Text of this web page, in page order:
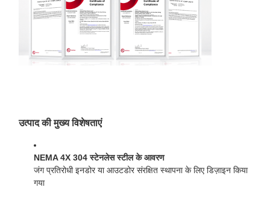
उत्पाद की मुख्य विशेषताएं
NEMA 4X 304 स्टेनलेस स्टील के आवरण
जंग प्रतिरोधी इनडोर या आउटडोर संरक्षित स्थापना के लिए डिज़ाइन किया
गया